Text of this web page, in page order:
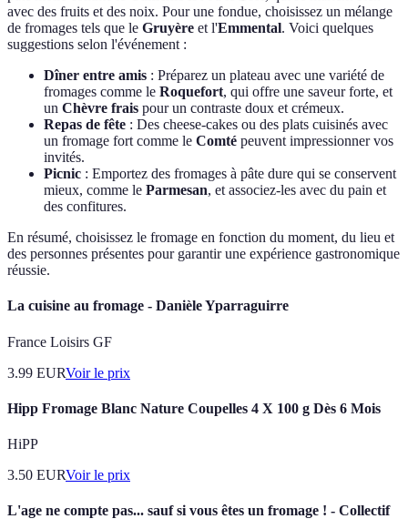
avec des fruits et des noix. Pour une fondue, choisissez un mélange
de fromages tels que le Gruyère et l'Emmental. Voici quelques
suggestions selon l'événement :
Dîner entre amis : Préparez un plateau avec une variété de
fromages comme le Roquefort, qui offre une saveur forte, et
un Chèvre frais pour un contraste doux et crémeux.
Repas de fête : Des cheese-cakes ou des plats cuisinés avec
un fromage fort comme le Comté peuvent impressionner vos
invités.
Picnic : Emportez des fromages à pâte dure qui se conservent
mieux, comme le Parmesan, et associez-les avec du pain et
des confitures.
En résumé, choisissez le fromage en fonction du moment, du lieu et
des personnes présentes pour garantir une expérience gastronomique
réussie.
La cuisine au fromage - Danièle Yparraguirre
France Loisirs GF
3.99 EURVoir le prix
Hipp Fromage Blanc Nature Coupelles 4 X 100 g Dès 6 Mois
HiPP
3.50 EURVoir le prix
L'age ne compte pas... sauf si vous êtes un fromage ! - Collectif